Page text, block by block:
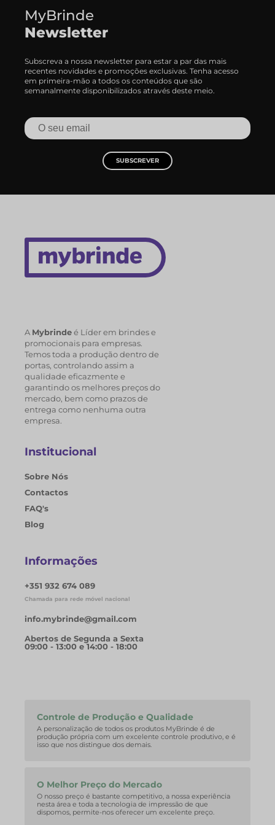
MyBrinde
Newsletter
Subscreva a nossa newsletter para estar a par das mais
recentes novidades e promoções exclusivas. Tenha acesso
em primeira-mão a todos os conteúdos que são
semanalmente disponibilizados através deste meio.
SUBSCREVER
A Mybrindeé Líder em brindes e
promocionais para empresas.
Temos toda a produção dentro de
portas, controlando assim a
qualidade eficazmente e
garantindo os melhores preços do
mercado, bem como prazos de
entrega como nenhuma outra
empresa.
Institucional
Sobre Nós
Contactos
FAQ's
Blog
Informações
+351 932 674 089
Chamada para rede móvel nacional
info.mybrinde@gmail.com
Abertos de Segunda a Sexta
09:00 - 13:00 e 14:00 - 18:00
Controle de Produção e Qualidade
A personalização de todos os produtos MyBrinde é de
produção própria com um excelente controle produtivo, e é
isso que nos distingue dos demais.
O Melhor Preço do Mercado
O nosso preço é bastante competitivo, a nossa experiência
nesta área e toda a tecnologia de impressão de que
dispomos, permite-nos oferecer um excelente preço.